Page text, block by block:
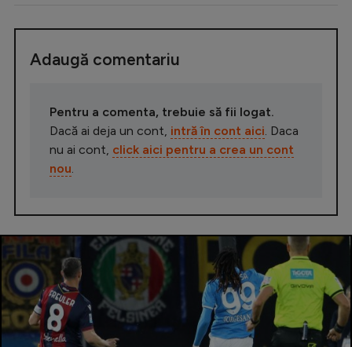
Adaugă comentariu
Pentru a comenta, trebuie să fii logat.
Dacă ai deja un cont, intră în cont aici . Daca
nu ai cont, click aici pentru a crea un cont
nou